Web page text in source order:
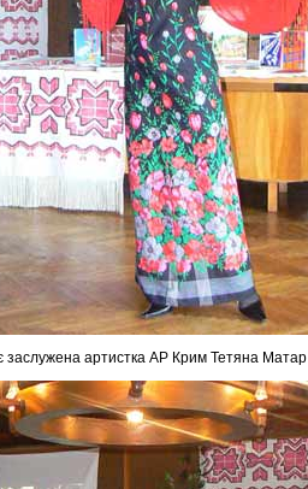
заслужена артистка АР Крим Тетяна Матар